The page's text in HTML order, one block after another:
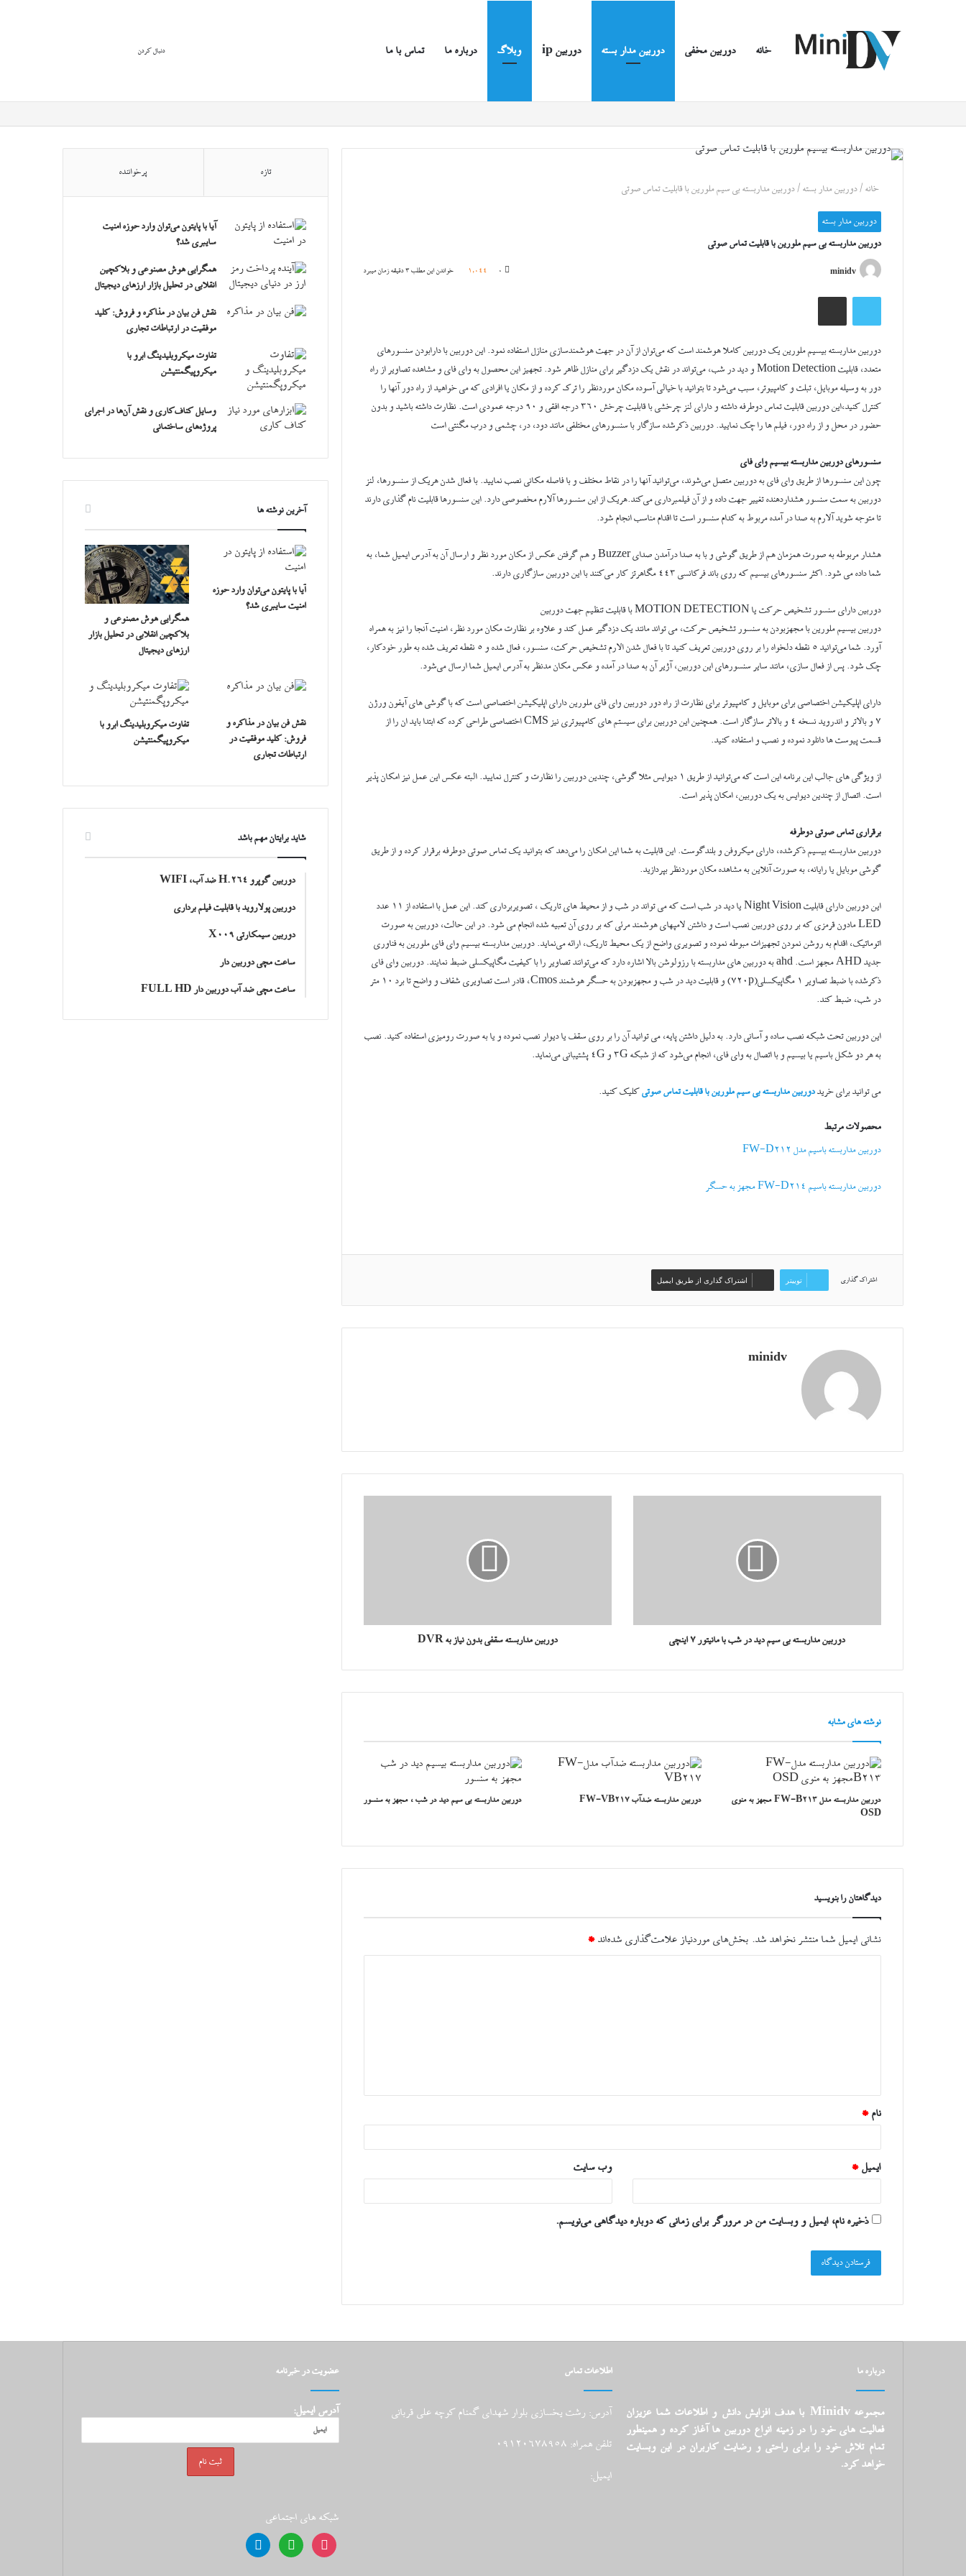
خانه دوربین مخفی دوربین مدار بسته دوربین ip وبلاگ درباره ما تماس با ما
برای
دنبال کردن
خانه /دوربین مدار بسته /دوربین مداربسته بی سیم ملورین با قابلیت تماس صوتی
دوربین مدار بسته
دوربین مداربسته بی سیم ملورین با قابلیت تماس صوتی
minidv
0
1,044 خواندن این مطلب 3 دقیقه زمان میبرد
توییتر اشتراک گذاری از طریق ایمیل
دوربین مداربسته بیسیم ملورین یک دوربین کاملا هوشمند است که می‌توان از آن در جهت هوشمندسازی منازل استفاده نمود. این دوربین با دارابودن سنسورهای
متعدد، قابلیت Motion Detection و دید در شب، می‌تواند در نقش یک دزدگیر برای منازل ظاهر شود. تجهیز این محصول به وای فای و مشاهده تصاویر از راه
دور به وسیله موبایل، تبلت و کامپیوتر، سبب می‌شود تا بتوانید با خیالی آسوده مکان موردنظر را ترک کرده و از مکان یا افرادی که می خواهید از راه دور آنها را
کنترل کنید،این دوربین قابلیت تماس دوطرفه داشته و دارای لنز چرخشی با قابلیت چرخش 360 درجه افقی و 90 درجه عمودی است. نظارت داشته باشید و بدون
حضور در محل و از راه دور، فیلم ها را چک نمایید. دوربین ذکرشده سازگار با سنسورهای مختلفی مانند دود، در، چشمی و درب مگنتی است
سنسورهای دوربین مداربسته بیسیم وای فای
چون این سنسورها از طریق وای فای به دوربین متصل می‌شوند، می‌توانید آنها را در نقاط مختلف و با فاصله مکانی نصب نمایید. با فعال شدن هریک از سنسورها، لنز
دوربین به سمت سنسور هشداردهنده تغییر جهت داده و از آن فیلمبرداری می‌کند.هریک از این سنسورها آلارم مخصوصی دارد. این سنسورها قابلیت نام گذاری دارند
تا متوجه شوید آلارم به صدا در آمده مربوط به کدام سنسور است تا اقدام مناسب انجام شود.
هشدار مربوطه به صورت همزمان هم از طریق گوشی و با به صدا درآمدن صدای Buzzer و هم گرفتن عکس از مکان مورد نظر و ارسال آن به آدرس ایمیل شما، به
شما داده می شود. اکثر سنسورهای بیسیم که روی باند فرکانسی 443 مگاهرتز کار می‌کنند با این دوربین سازگاری دارند.
دوربین دارای سنسور تشخیص حرکت یا MOTION DETECTION با قابلیت تنظیم جهت دوربین
دوربین بیسیم ملورین با مجهزبودن به سنسور تشخیص حرکت، می تواند مانند یک دزدگیر عمل کند و علاوه بر نظارت مکان مورد نظر، امنیت آنجا را نیز به همراه
آورد. شما می‌توانید 5 نقطه دلخواه را بر روی دوربین تعریف کنید تا با فعال شدن الارم تشخیص حرکت، سنسور، فعال شده و 5 نقطه تعریف شده به طور خودکار،
چک شود. پس از فعال سازی، مانند سایر سنسورهای این دوربین، آژیر آن به صدا در آمده و عکس مکان مدنظر به آدرس ایمیل شما ارسال می‌شود.
دارای اپلیکیشن اختصاصی برای موبایل و کامپیوتر برای نظارت از راه دور دوربین وای فای ملورین دارای اپلیکیشن اختصاصی است که با گوشی های آیفون ورژن
7 و بالاتر و اندروید نسخه 4 و بالاتر سازگار است. همچنین این دوربین برای سیستم های کامپیوتری نیز CMS اختصاصی طراحی کرده که ابتدا باید ان را از
قسمت پیوست ها دانلود نموده و نصب و استفاده کنید.
از ویژگی های جالب این برنامه این است که می‌توانید از طریق 1 دیوایس مثلا گوشی، چندین دوربین را نظارت و کنترل نمایید. البته عکس این عمل نیز امکان پذیر
است. اتصال از چندین دیوایس به یک دوربین، امکان پذیر است.
برقراری تماس صوتی دوطرفه
دوربین مداربسته بیسیم ذکرشده، دارای میکروفن و بلندگوست. این قابلیت به شما این امکان را می‌دهد که بتوانید یک تماس صوتی دوطرفه برقرار کرده و از طریق
گوشی موبایل یا رایانه، به صورت آنلاین به مشاهده مکان موردنظر بپردازید.
این دوربین دارای قابلیت Night Vision یا دید در شب است که می تواند در شب و از محیط های تاریک ، تصویربرداری کند. این عمل با استفاده از 11 عدد
LED مادون قرمزی که بر روی دوربین نصب است و داشتن لامپهای هوشمند مرئی که بر روی آن تعبیه شده انجام می شود. در این حالت، دوربین به صورت
اتوماتیک، اقدام به روشن نمودن تجهیزات مبوطه نموده و تصویری واضح از یک محیط تاریک، ارائه می‌نماید. دوربین مداربسته بیسیم وای فای ملورین به فناوری
جدید AHD مجهز است. ahd به دوربین های مداربسته با رزولوشن بالا اشاره دارد که می‌توانند تصاویر را با کیفیت مگاپیکسلی ضبط نمایند. دوربین وای فای
ذکرشده با ضبط تصاویر 1 مگاپیکسلی(720p) و قابلیت دید در شب و مجهزبودن به حسگر هوشمند Cmos، قادر است تصاویری شفاف و واضح تا برد 10 متر
در شب، ضبط کند.
این دوربین تحت شبکه نصب ساده و آسانی دارد. به دلیل داشتن پایه، می توانید آن را بر روی سقف یا دیوار نصب نموده و یا به صورت رومیزی استفاده کنید. نصب
به هر دو شکل باسیم یا بیسیم و با اتصال به وای فای، انجام می‌شود که از شبکه 3G و 4G پشتیبانی می‌نماید.
می توانید برای خریددوربین مداربسته بی سیم ملورین با قابلیت تماس صوتیکلیک کنید.
محصولات مرتبط
دوربین مداربسته باسیم مدل FW-D212
دوربین مداربسته باسیم FW-D214 مجهز به حسگر
اشتراک گذاری توییتر اشتراک گذاری از طریق ایمیل
minidv
دوربین مداربسته بی سیم دید در شب با مانیتور ۷ اینچی دوربین مداربسته سقفی بدون نیاز به DVR
نوشته های مشابه
دوربین مداربسته مدل FW-B213 مجهز به منوی
OSD
دوربین مداربسته ضدآب FW-VB217 دوربین مداربسته بی سیم دید در شب ، مجهز به سنسور
دیدگاهتان را بنویسید
نشانی ایمیل شما منتشر نخواهد شد. بخش‌های موردنیاز علامت‌گذاری شده‌اند *
*
نام *
ایمیل * وب‌ سایت
ذخیره نام، ایمیل و وبسایت من در مرورگر برای زمانی که دوباره دیدگاهی می‌نویسم.
تازه پرخواننده
آیا با پایتون می‌توان وارد حوزه امنیت
سایبری شد؟
همگرایی هوش مصنوعی و بلاکچین
انقلابی در تحلیل بازار ارزهای دیجیتال
نقش فن بیان در مذاکره و فروش: کلید
موفقیت در ارتباطات تجاری
تفاوت میکروبلیدینگ ابرو با
میکروپیگمنتیشن
وسایل کناف‌کاری و نقش آن‌ها در اجرای
پروژه‌های ساختمانی
آخرین نوشته ها
آیا با پایتون می‌توان وارد حوزه
امنیت سایبری شد؟
همگرایی هوش مصنوعی و
بلاکچین انقلابی در تحلیل بازار
ارزهای دیجیتال
نقش فن بیان در مذاکره و
فروش: کلید موفقیت در
ارتباطات تجاری
تفاوت میکروبلیدینگ ابرو با
میکروپیگمنتیشن
شاید برایتان مهم باشد
دوربین گوپرو H.264 ضد آب، WIFI
دوربین پولاروید با قابلیت فیلم برداری
دوربین سیمکارتی X009
ساعت مچی دوربین دار
ساعت مچی ضد آب دوربین دار FULL HD
درباره ما
مجموعه Minidv با هدف افزایش دانش و اطلاعات شما عزیزان
فعالیت های خود را در زمینه انواع دوربین ها آغاز کرده و همینطور
تمام تلاش خود را برای راحتی و رضایت کاربران در این وبسایت
خواهد کرد.
اطلاعات تماس
آدرس: رشت یخسازی بلوار شهدای گمنام کوچه علی قربانی
تلفن همراه: 09120678958
ایمیل:
عضویت در خبرنامه
آدرس ایمیل:
شبکه های اجتماعی
instagram
whatsapp
telegram